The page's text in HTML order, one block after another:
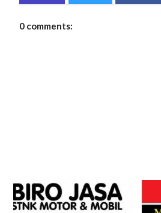
0 comments: